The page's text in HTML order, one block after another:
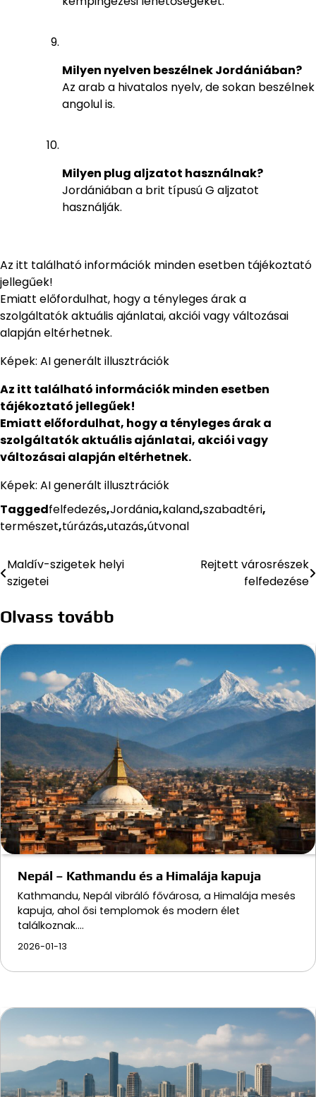
Milyen nyelven beszélnek Jordániában?
Az arab a hivatalos nyelv, de sokan beszélnek
angolul is.
Milyen plug aljzatot használnak?
Jordániában a brit típusú G aljzatot
használják.
Az itt található információk minden esetben tájékoztató
jellegűek!
Emiatt előfordulhat, hogy a tényleges árak a
szolgáltatók aktuális ajánlatai, akciói vagy változásai
alapján eltérhetnek.
Képek: AI generált illusztrációk
Az itt található információk minden esetben
tájékoztató jellegűek!
Emiatt előfordulhat, hogy a tényleges árak a
szolgáltatók aktuális ajánlatai, akciói vagy
változásai alapján eltérhetnek.
Képek: AI generált illusztrációk
Taggedfelfedezés,Jordánia,kaland,szabadtéri,
természet,túrázás,utazás,útvonal
Bejegyzés
navigáció
Maldív-szigetek helyi
szigetei
Rejtett városrészek
felfedezése
Olvass tovább
Nepál – Kathmandu és a Himalája kapuja
Kathmandu, Nepál vibráló fővárosa, a Himalája mesés
kapuja, ahol ősi templomok és modern élet
találkoznak.…
2026-01-13